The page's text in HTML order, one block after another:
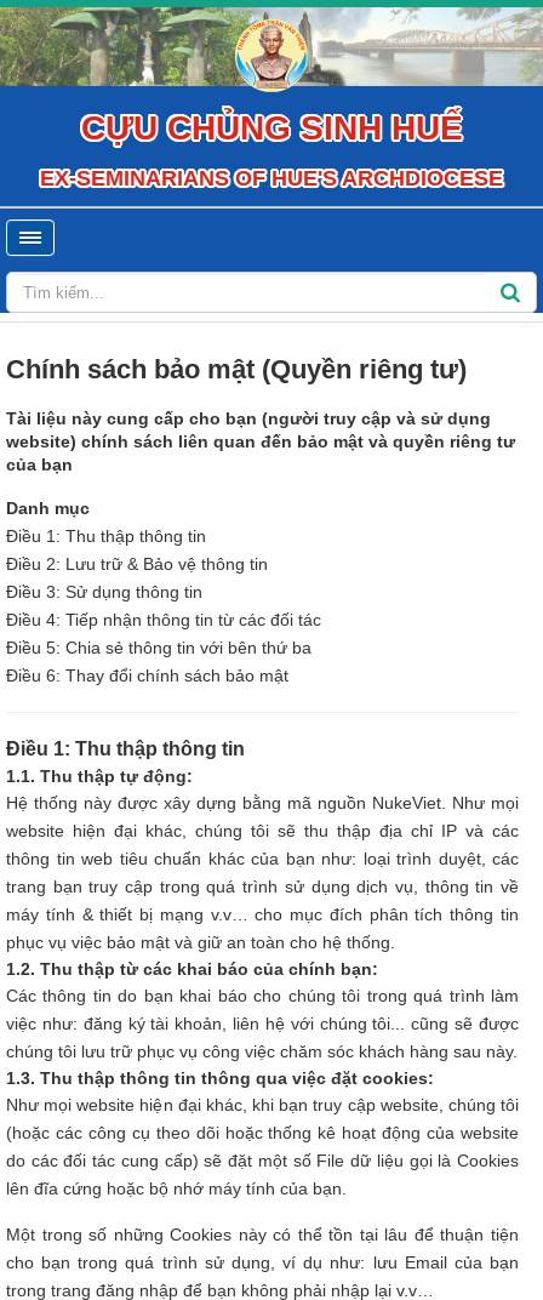
CỰU CHỦNG SINH HUẾ
EX-SEMINARIANS OF HUE'S ARCHDIOCESE
Chính sách bảo mật (Quyền riêng tư)
Tài liệu này cung cấp cho bạn (người truy cập và sử dụng
website) chính sách liên quan đến bảo mật và quyền riêng tư
của bạn
Danh mục
Điều 1: Thu thập thông tin
Điều 2: Lưu trữ & Bảo vệ thông tin
Điều 3: Sử dụng thông tin
Điều 4: Tiếp nhận thông tin từ các đối tác
Điều 5: Chia sẻ thông tin với bên thứ ba
Điều 6: Thay đổi chính sách bảo mật
Điều 1: Thu thập thông tin
1.1. Thu thập tự động:
Hệ thống này được xây dựng bằng mã nguồn NukeViet. Như mọi
website hiện đại khác, chúng tôi sẽ thu thập địa chỉ IP và các
thông tin web tiêu chuẩn khác của bạn như: loại trình duyệt, các
trang bạn truy cập trong quá trình sử dụng dịch vụ, thông tin về
máy tính & thiết bị mạng v.v… cho mục đích phân tích thông tin
phục vụ việc bảo mật và giữ an toàn cho hệ thống.
1.2. Thu thập từ các khai báo của chính bạn:
Các thông tin do bạn khai báo cho chúng tôi trong quá trình làm
việc như: đăng ký tài khoản, liên hệ với chúng tôi... cũng sẽ được
chúng tôi lưu trữ phục vụ công việc chăm sóc khách hàng sau này.
1.3. Thu thập thông tin thông qua việc đặt cookies:
Như mọi website hiện đại khác, khi bạn truy cập website, chúng tôi
(hoặc các công cụ theo dõi hoặc thống kê hoạt động của website
do các đối tác cung cấp) sẽ đặt một số File dữ liệu gọi là Cookies
lên đĩa cứng hoặc bộ nhớ máy tính của bạn.
Một trong số những Cookies này có thể tồn tại lâu để thuận tiện
cho bạn trong quá trình sử dụng, ví dụ như: lưu Email của bạn
trong trang đăng nhập để bạn không phải nhập lại v.v…